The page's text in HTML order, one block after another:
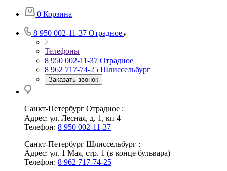
0 Корзина
8 950 002-11-37 Отрадное
Телефоны
8 950 002-11-37 Отрадное
8 962 717-74-25 Шлиссельбург
Заказать звонок
Санкт-Петербург Отрадное :
Адрес: ул. Лесная, д. 1, кп 4
Телефон: 8 950 002-11-37
Санкт-Петербург Шлиссельбург :
Адрес: ул. 1 Мая, стр. 1 (в конце бульвара)
Телефон: 8 962 717-74-25